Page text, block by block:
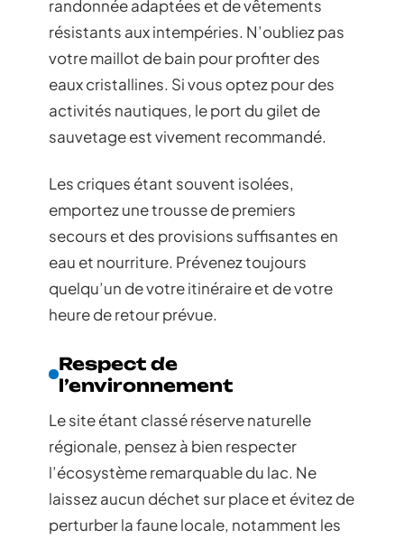
randonnée adaptées et de vêtements
résistants aux intempéries. N’oubliez pas
votre maillot de bain pour profiter des
eaux cristallines. Si vous optez pour des
activités nautiques, le port du gilet de
sauvetage est vivement recommandé.
Les criques étant souvent isolées,
emportez une trousse de premiers
secours et des provisions suffisantes en
eau et nourriture. Prévenez toujours
quelqu’un de votre itinéraire et de votre
heure de retour prévue.
Respect de
l’environnement
Le site étant classé réserve naturelle
régionale, pensez à bien respecter
l’écosystème remarquable du lac. Ne
laissez aucun déchet sur place et évitez de
perturber la faune locale, notamment les